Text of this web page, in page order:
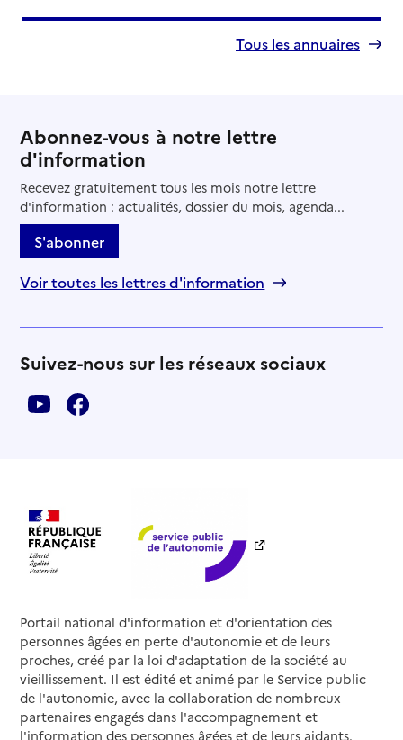
Tous les annuaires
Abonnez-vous à notre lettre
d'information
Recevez gratuitement tous les mois notre lettre
d'information : actualités, dossier du mois, agenda...
S'abonner
Voir toutes les lettres d'information
Suivez-nous sur les réseaux sociaux
Portail national d'information et d'orientation des
personnes âgées en perte d'autonomie et de leurs
proches, créé par la loi d'adaptation de la société au
vieillissement. Il est édité et animé par le Service public
de l'autonomie, avec la collaboration de nombreux
partenaires engagés dans l'accompagnement et
l'information des personnes âgées et de leurs aidants.